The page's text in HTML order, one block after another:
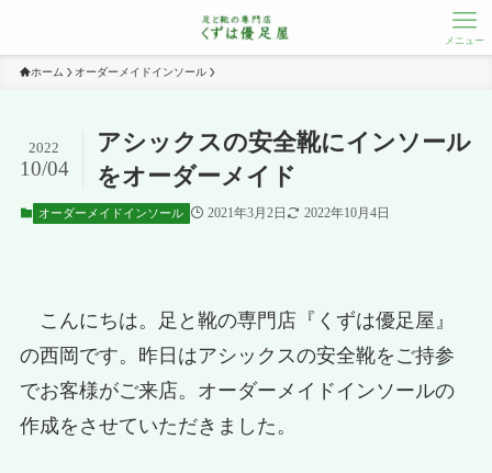
メニュー
ホーム オーダーメイドインソール
アシックスの安全靴にインソール
をオーダーメイド
2022
10/04
オーダーメイドインソール 2021年3月2日 2022年10月4日
こんにちは。足と靴の専門店『くずは優足屋』
の西岡です。昨日はアシックスの安全靴をご持参
でお客様がご来店。オーダーメイドインソールの
作成をさせていただきました。